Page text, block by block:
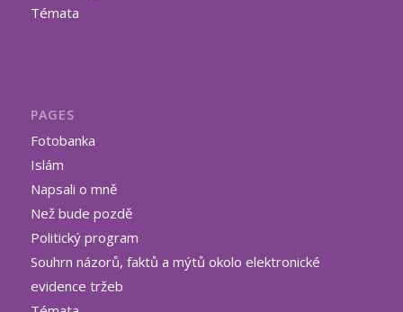
Témata
PAGES
Fotobanka
Islám
Napsali o mně
Než bude pozdě
Politický program
Souhrn názorů, faktů a mýtů okolo elektronické
evidence tržeb